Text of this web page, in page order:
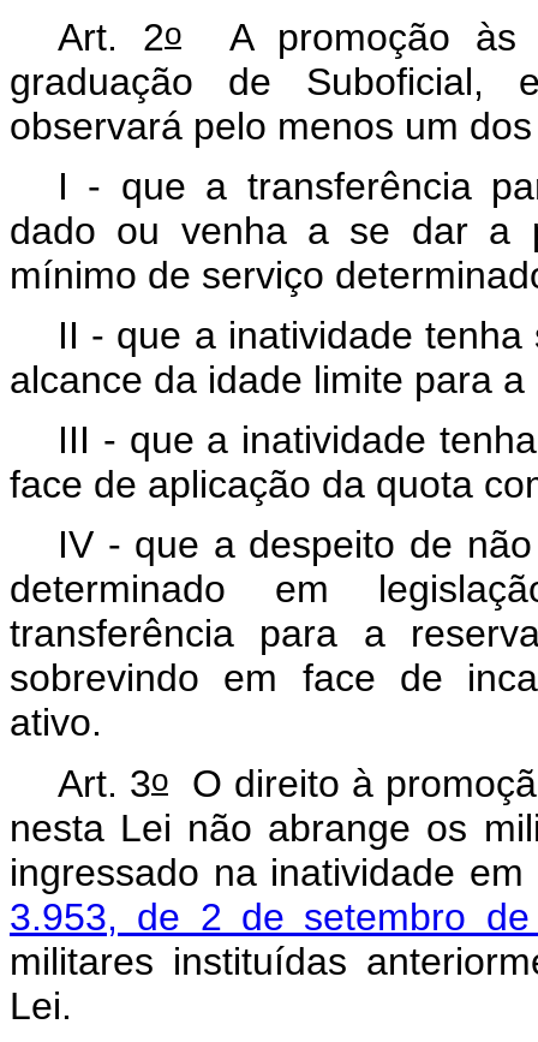
Art. 2o A promoção às
graduação de Suboficial,
observará pelo menos um
I - que a transferência
dado ou venha a se dar a
mínimo de serviço
II - que a inatividade
alcance da idade limite para
III - que a inatividade
face de aplicação da quota
IV - que a despeito de
determinado em
transferência para a
sobrevindo em face de
ativo.
Art. 3o O direito à
nesta Lei não abrange os
ingressado na inatividade
3.953, de 2 de setembro
militares instituídas
Lei.